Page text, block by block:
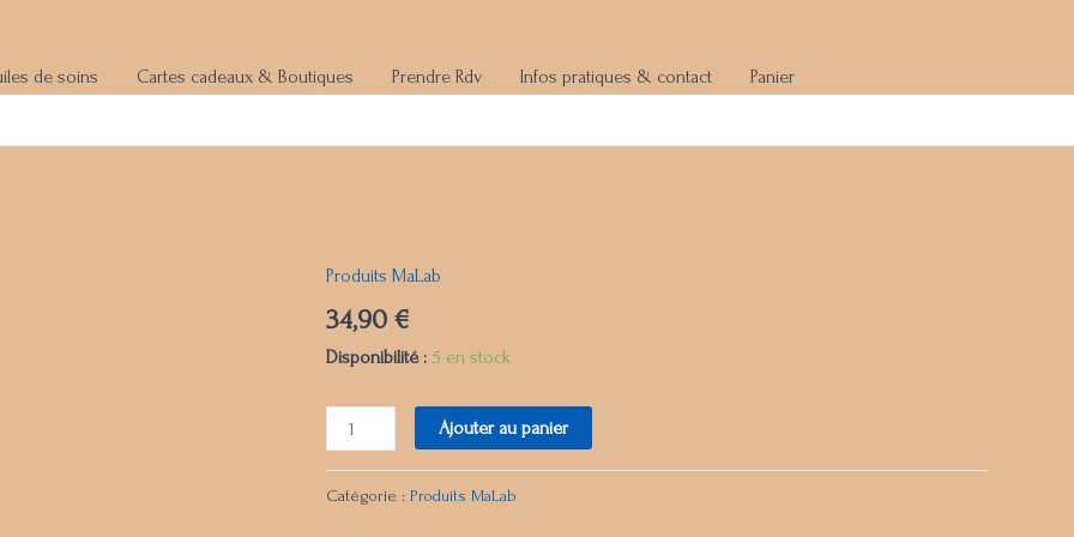
de soins Cartes cadeaux & Boutiques Prendre Rdv Infos pratiques & contact
Panier
Produits MaLab
34,90 €
Disponibilité : 5 en stock
quantité
de
eau
Ajouter au panier
Catégorie : Produits MaLab